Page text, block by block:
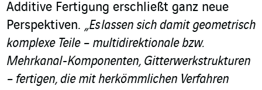
Additive Fertigung erschließt ganz neue
Perspektiven. „Es lassen sich damit geometrisch
komplexe Teile – multidirektionale bzw.
Mehrkanal-Komponenten, Gitterwerkstrukturen
– fertigen, die mit herkömmlichen Verfahren